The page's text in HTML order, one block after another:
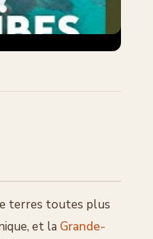
terres toutes plus
et la Grande-